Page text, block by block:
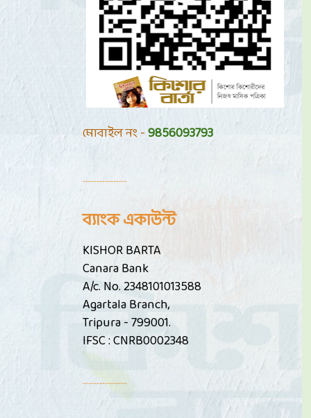
মোবাইল নং -9856093793
----------------
ব্যাংক একাউন্ট
KISHOR BARTA
Canara Bank
A/c. No. 2348101013588
Agartala Branch,
Tripura - 799001.
IFSC : CNRB0002348
----------------